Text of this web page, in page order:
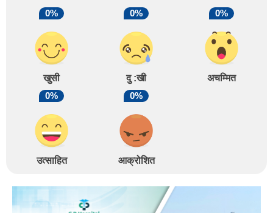
0%
खुसी
0%
दु :खी
0%
अचम्मित
0%
उत्साहित
0%
आक्रोशित